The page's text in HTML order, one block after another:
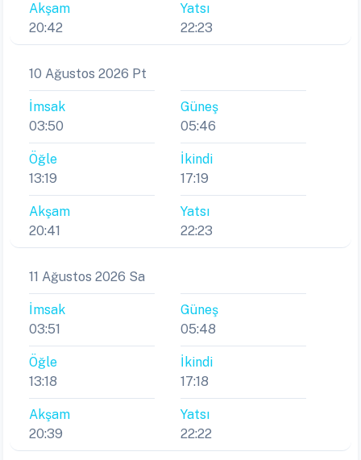
Akşam
20:42
Yatsı
22:23
10 Ağustos 2026 Pt
İmsak
03:50
Güneş
05:46
Öğle
13:19
İkindi
17:19
Akşam
20:41
Yatsı
22:23
11 Ağustos 2026 Sa
İmsak
03:51
Güneş
05:48
Öğle
13:18
İkindi
17:18
Akşam
20:39
Yatsı
22:22